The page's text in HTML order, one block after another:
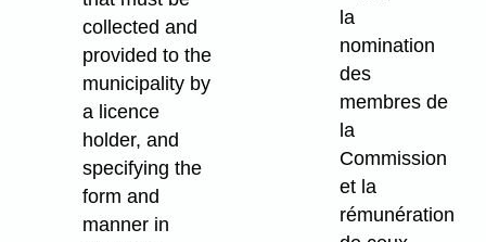
collected and
provided to the
municipality by
a licence
holder, and
specifying the
form and
manner in
la
nomination
des
membres de
la
Commission
et la
rémunération